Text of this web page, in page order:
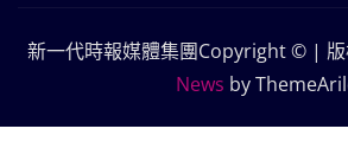
新一代時報媒體集團Copyright © | 版
News by